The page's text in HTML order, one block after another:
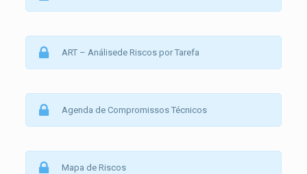
ART – Análisede Riscos por Tarefa
Agenda de Compromissos Técnicos
Mapa de Riscos